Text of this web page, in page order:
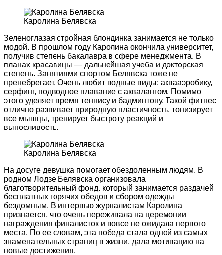
Каролина Белявска
Зеленоглазая стройная блондинка занимается не только
модой. В прошлом году Каролина окончила университет,
получив степень бакалавра в сфере менеджмента. В
планах красавицы — дальнейшая учеба и докторская
степень. Занятиями спортом Белявска тоже не
пренебрегает. Очень любит водные виды: аквааэробику,
серфинг, подводное плавание с аквалангом. Помимо
этого уделяет время теннису и бадминтону. Такой фитнес
отлично развивает природную пластичность, тонизирует
все мышцы, тренирует быстроту реакций и
выносливость.
Каролина Белявска
На досуге девушка помогает обездоленным людям. В
родном Лодзе Белявска организовала
благотворительный фонд, который занимается раздачей
бесплатных горячих обедов и сбором одежды
бездомным. В интервью журналистам Каролина
признается, что очень переживала на церемонии
награждения финалисток и вовсе не ожидала первого
места. По ее словам, эта победа стала одной из самых
знаменательных страниц в жизни, дала мотивацию на
новые достижения.